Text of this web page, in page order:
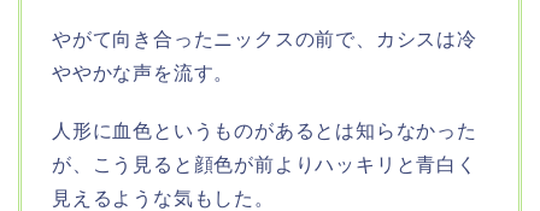
やがて向き合ったニックスの前で、カシスは冷
ややかな声を流す。
人形に血色というものがあるとは知らなかった
が、こう見ると顔色が前よりハッキリと青白く
見えるような気もした。